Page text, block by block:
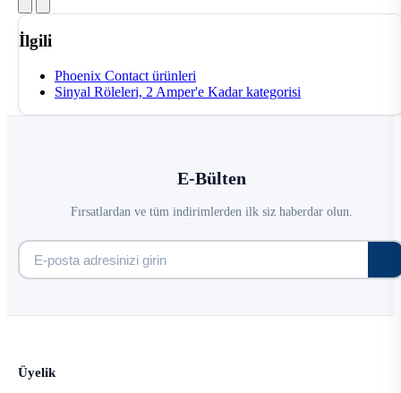
İlgili
Phoenix Contact ürünleri
Sinyal Röleleri, 2 Amper'e Kadar kategorisi
E-Bülten
Fırsatlardan ve tüm indirimlerden ilk siz haberdar olun.
Üyelik